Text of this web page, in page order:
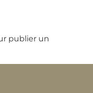
publier un